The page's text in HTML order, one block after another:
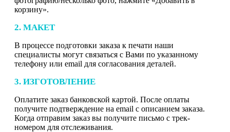
корзину».
2. МАКЕТ
В процессе подготовки заказа к печати наши
специалисты могут связаться с Вами по указанному
телефону или email для согласования деталей.
3. ИЗГОТОВЛЕНИЕ
Оплатите заказ банковской картой. После оплаты
получите подтверждение на email с описанием заказа.
Когда отправим заказ вы получите письмо с трек-
номером для отслеживания.